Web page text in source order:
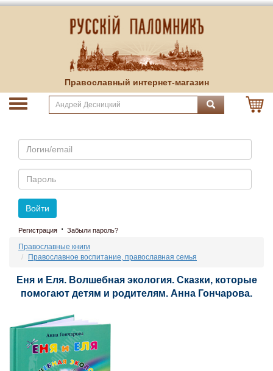
Православный интернет-магазин
Email
Пароль
Войти
Регистрация · Забыли пароль?
Православные книги
Православное воспитание, православная семья
Еня и Еля. Волшебная экология. Сказки, которые
помогают детям и родителям. Анна Гончарова.